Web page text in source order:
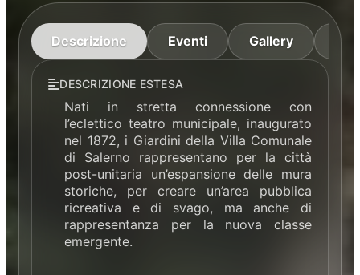
Descrizione Eventi Gallery
DESCRIZIONE ESTESA
Nati in stretta connessione con
l’eclettico teatro municipale, inaugurato
nel 1872, i Giardini della Villa Comunale
di Salerno rappresentano per la città
post-unitaria un’espansione delle mura
storiche, per creare un’area pubblica
ricreativa e di svago, ma anche di
rappresentanza per la nuova classe
emergente.